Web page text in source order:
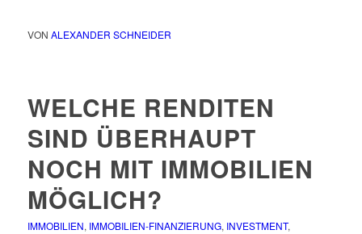
VON ALEXANDER SCHNEIDER
WELCHE RENDITEN
SIND ÜBERHAUPT
NOCH MIT IMMOBILIEN
MÖGLICH?
IMMOBILIEN, IMMOBILIEN-FINANZIERUNG, INVESTMENT,